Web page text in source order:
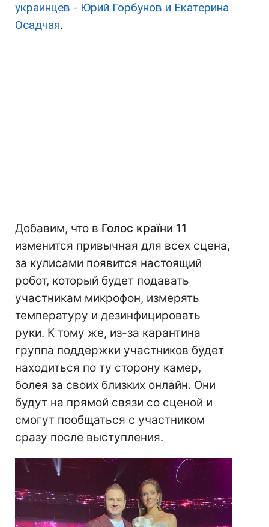
украинцев - Юрий Горбунов и Екатерина
Осадчая.
Добавим, что в Голос країни 11
изменится привычная для всех сцена,
за кулисами появится настоящий
робот, который будет подавать
участникам микрофон, измерять
температуру и дезинфицировать
руки. К тому же, из-за карантина
группа поддержки участников будет
находиться по ту сторону камер,
болея за своих близких онлайн. Они
будут на прямой связи со сценой и
смогут пообщаться с участником
сразу после выступления.